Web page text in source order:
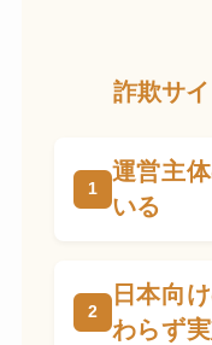
詐欺サ
運営主
いる
日本向
わらず